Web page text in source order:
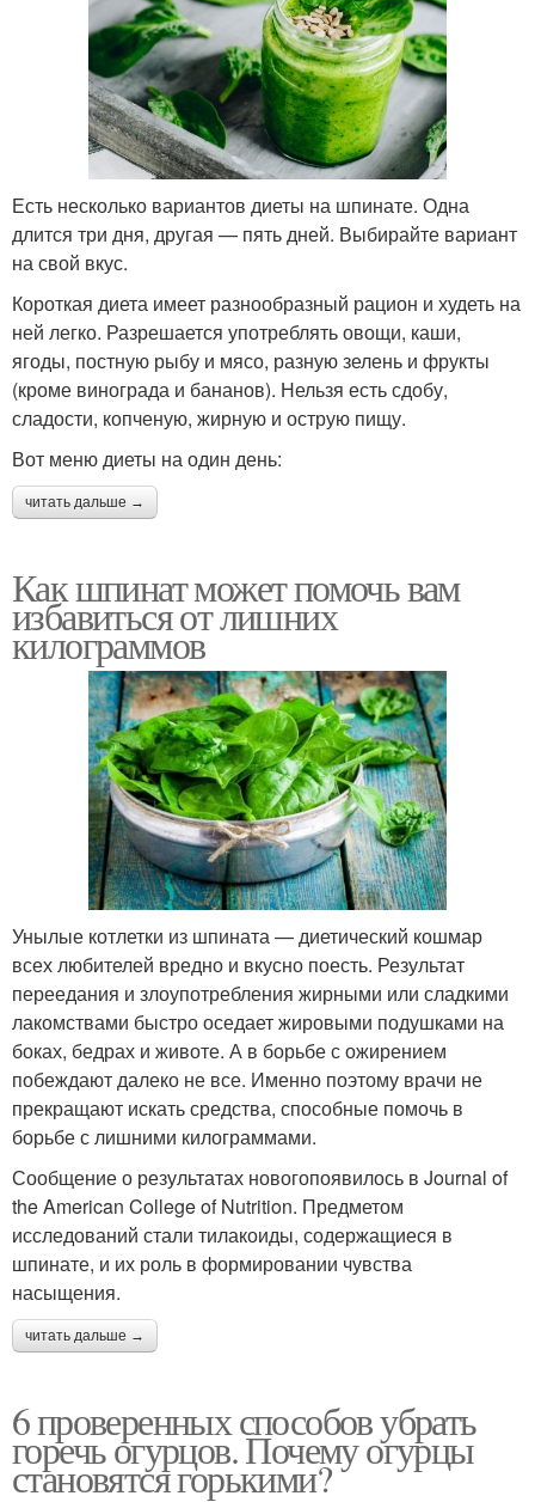
Есть несколько вариантов диеты на шпинате. Одна
длится три дня, другая — пять дней. Выбирайте вариант
на свой вкус.
Короткая диета имеет разнообразный рацион и худеть на
ней легко. Разрешается употреблять овощи, каши,
ягоды, постную рыбу и мясо, разную зелень и фрукты
(кроме винограда и бананов). Нельзя есть сдобу,
сладости, копченую, жирную и острую пищу.
Вот меню диеты на один день:
читать дальше →
Как шпинат может помочь вам
избавиться от лишних
килограммов
Унылые котлетки из шпината — диетический кошмар
всех любителей вредно и вкусно поесть. Результат
переедания и злоупотребления жирными или сладкими
лакомствами быстро оседает жировыми подушками на
боках, бедрах и животе. А в борьбе с ожирением
побеждают далеко не все. Именно поэтому врачи не
прекращают искать средства, способные помочь в
борьбе с лишними килограммами.
Сообщение о результатах новогопоявилось в Journal of
the American College of Nutrition. Предметом
исследований стали тилакоиды, содержащиеся в
шпинате, и их роль в формировании чувства
насыщения.
читать дальше →
6 проверенных способов убрать
горечь огурцов. Почему огурцы
становятся горькими?